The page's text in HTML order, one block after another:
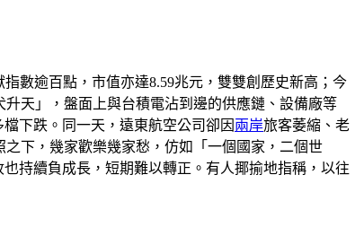
數逾百點，市值亦達8.59兆元，雙雙創歷史新高；今
天」，盤面上與台積電沾到邊的供應鏈、設備廠等
下跌。同一天，遠東航空公司卻因 兩岸旅客萎縮、老
下，幾家歡樂幾家愁，仿如「一個國家，二個世
持續負成長，短期難以轉正。有人揶揄地指稱，以往